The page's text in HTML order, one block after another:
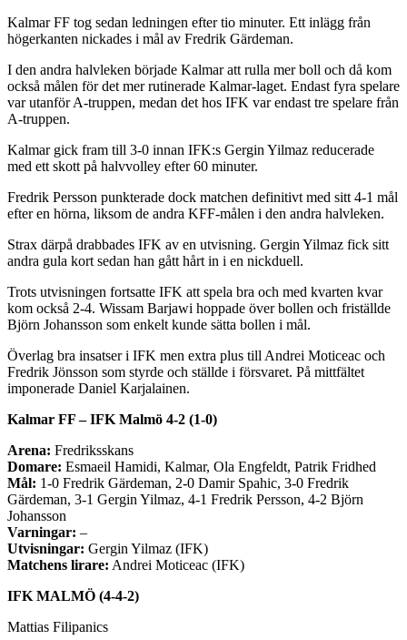
Kalmar FF tog sedan ledningen efter tio minuter. Ett inlägg från
högerkanten nickades i mål av Fredrik Gärdeman.
I den andra halvleken började Kalmar att rulla mer boll och då kom
också målen för det mer rutinerade Kalmar-laget. Endast fyra spelare
var utanför A-truppen, medan det hos IFK var endast tre spelare från
A-truppen.
Kalmar gick fram till 3-0 innan IFK:s Gergin Yilmaz reducerade
med ett skott på halvvolley efter 60 minuter.
Fredrik Persson punkterade dock matchen definitivt med sitt 4-1 mål
efter en hörna, liksom de andra KFF-målen i den andra halvleken.
Strax därpå drabbades IFK av en utvisning. Gergin Yilmaz fick sitt
andra gula kort sedan han gått hårt in i en nickduell.
Trots utvisningen fortsatte IFK att spela bra och med kvarten kvar
kom också 2-4. Wissam Barjawi hoppade över bollen och friställde
Björn Johansson som enkelt kunde sätta bollen i mål.
Överlag bra insatser i IFK men extra plus till Andrei Moticeac och
Fredrik Jönsson som styrde och ställde i försvaret. På mittfältet
imponerade Daniel Karjalainen.
Kalmar FF – IFK Malmö 4-2 (1-0)
Arena: Fredriksskans
Domare: Esmaeil Hamidi, Kalmar, Ola Engfeldt, Patrik Fridhed
Mål: 1-0 Fredrik Gärdeman, 2-0 Damir Spahic, 3-0 Fredrik
Gärdeman, 3-1 Gergin Yilmaz, 4-1 Fredrik Persson, 4-2 Björn
Johansson
Varningar: –
Utvisningar: Gergin Yilmaz (IFK)
Matchens lirare: Andrei Moticeac (IFK)
IFK MALMÖ (4-4-2)
Mattias Filipanics